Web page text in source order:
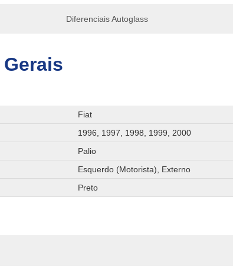
Diferenciais Autoglass
Fiat
1996, 1997, 1998, 1999, 2000
Palio
Esquerdo (Motorista), Externo
Preto